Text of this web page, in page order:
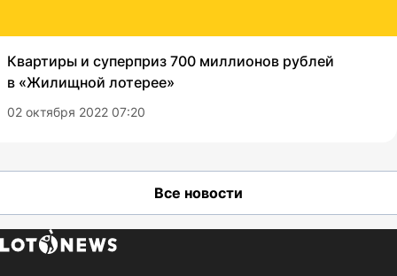
Квартиры и суперприз 700 миллионов рублей
в «Жилищной лотерее»
02 октября 2022 07:20
Все новости